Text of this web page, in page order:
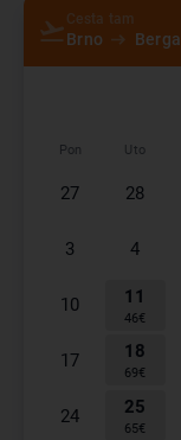
Cesta tam
Brno
Pon Uto
27 28
3 4
10 11
46€
17 18
69€
24 25
65€